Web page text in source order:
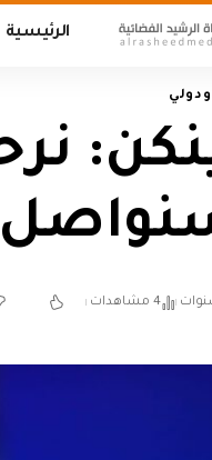
الرئيسية
4 مشاهدات